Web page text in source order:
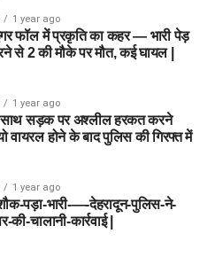
1 year ago
फॉल में प्रकृति का कहर — भारी पेड़
से 2 की मौके पर मौत, कई घायल |
1 year ago
साथ सड़क पर अश्लील हरकत करने
वायरल होने के बाद पुलिस की गिरफ्त में
1 year ago
पड़ा-भारी-—-देहरादून-पुलिस-ने-
चालानी-कार्रवाई |